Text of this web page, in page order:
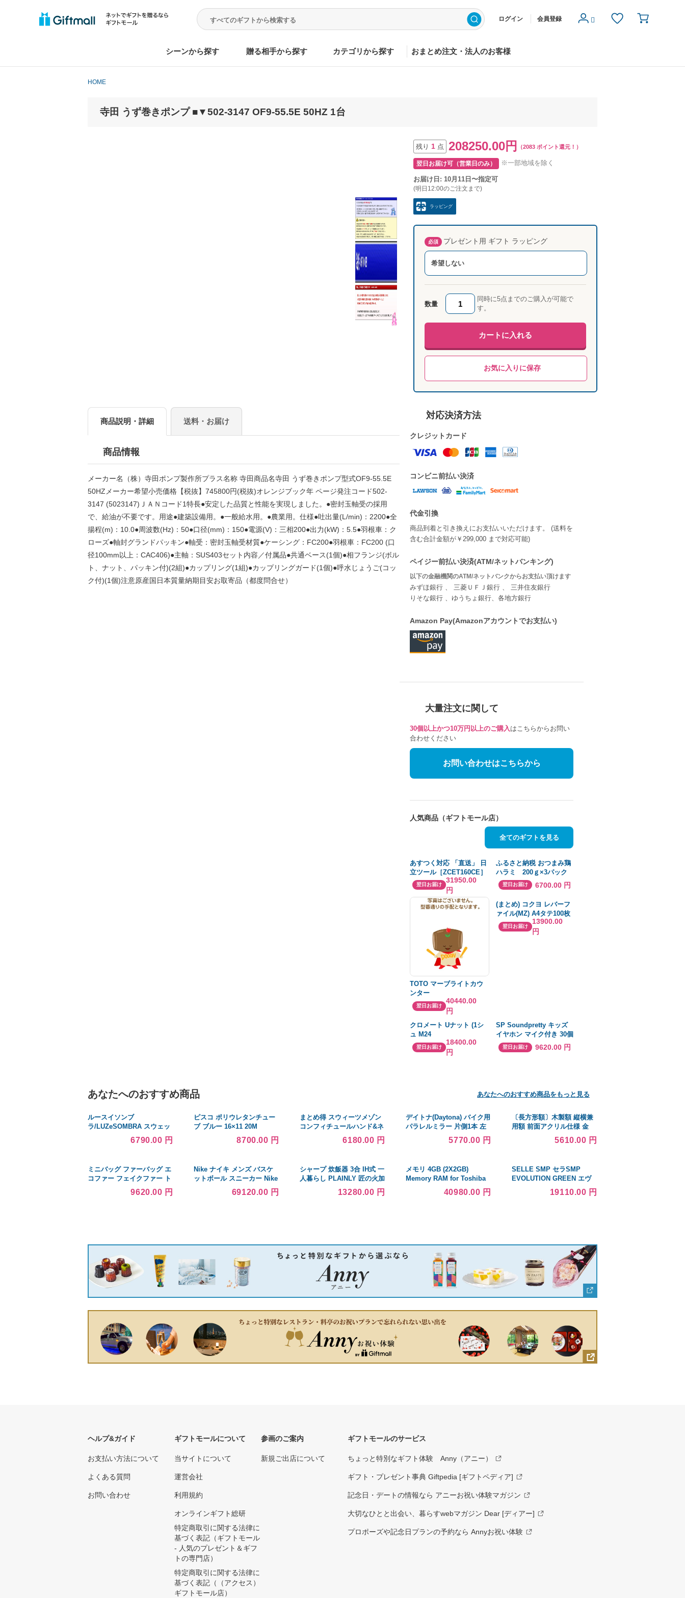
ログイン 会員登録
シーンから探す 贈る相手から探す カテゴリから探す おまとめ注文・法人のお客様
HOME
寺田 うず巻きポンプ ■▼502-3147 OF9-55.5E 50HZ 1台
商品説明・詳細 送料・お届け
商品情報
メーカー名（株）寺田ポンプ製作所プラス名称 寺田商品名寺田 うず巻きポンプ型式OF9-55.5E
50HZメーカー希望小売価格【税抜】745800円(税抜)オレンジブック年 ページ発注コード502-
3147 (5023147)ＪＡＮコード1特長●安定した品質と性能を実現しました。●密封玉軸受の採用
で、給油が不要です。用途●建築設備用。●一般給水用。●農業用。仕様●吐出量(L/min)：2200●全
揚程(m)：10.0●周波数(Hz)：50●口径(mm)：150●電源(V)：三相200●出力(kW)：5.5●羽根車：ク
ローズ●軸封グランドパッキン●軸受：密封玉軸受材質●ケーシング：FC200●羽根車：FC200 (口
径100mm以上：CAC406)●主軸：SUS403セット内容／付属品●共通ベース(1個)●相フランジ(ボル
ト、ナット、パッキン付)(2組)●カップリング(1組)●カップリングガード(1個)●呼水じょうご(コッ
ク付)(1個)注意原産国日本質量納期目安お取寄品（都度問合せ）
残り 1 点 208250.00円 （2083 ポイント還元！）
翌日お届け可（営業日のみ） ※一部地域を除く
お届け日: 10月11日〜指定可
(明日12:00のご注文まで)
ラッピング
必須 プレゼント用 ギフト ラッピング
希望しない
数量
同時に5点までのご購入が可能で
す。
カートに入れる
お気に入りに保存
対応決済方法
クレジットカード
コンビニ前払い決済
代金引換
商品到着と引き換えにお支払いいただけます。 (送料を
含む合計金額が￥299,000 まで対応可能)
ペイジー前払い決済(ATM/ネットバンキング)
以下の金融機関のATM/ネットバンクからお支払い頂けます
みずほ銀行 、 三菱ＵＦＪ銀行 、 三井住友銀行
りそな銀行 、ゆうちょ銀行、各地方銀行
Amazon Pay(Amazonアカウントでお支払い)
大量注文に関して
30個以上かつ10万円以上のご購入 はこちらからお問い
合わせください
お問い合わせはこちらから
人気商品（ギフトモール店）
全てのギフトを見る
あすつく対応 「直送」 日
立ツール［ZCET160CE］
カッタ用チップ ＺＣＥ
Ｔ１６０ＣＥ ＣＹ９
０２０ （10個入） ポイン
ト5倍
翌日お届け
31950.00
円
ふるさと納税 おつまみ鶏
ハラミ 200ｇ×3パック
（冷凍、真空パック） 愛
媛県西条市
翌日お届け 6700.00 円
TOTO マーブライトカウ
ンター
翌日お届け
40440.00
円
(まとめ) コクヨ レバーフ
ァイル(MZ) A4タテ100枚
収容 背幅20mm 緑
フ-300NG 1セット(10冊)
翌日お届け
13900.00
円
クロメート Uナット (1シ
ュ M24
翌日お届け
18400.00
円
SP Soundpretty キッズ
イヤホン マイク付き 30個
パック バルクイヤホン ヘ
ッドホン マイク付き ステ
翌日お届け 9620.00 円
あなたへのおすすめ商品 あなたへのおすすめ商品をもっと見る
ルースイソンブ
ラ/LUZeSOMBRA スウェッ
トトップス/FUTEBOLISTA
CREW SWEAT
6790.00 円
ピスコ ポリウレタンチュー
ブ ブルー 16×11 20M
UB1611-20-BU 期間限定 ポ
8700.00 円
まとめ得 スウィーツメゾン
コンフィチュールハンド&ネ
イルクリーム ティースパー
クルの香り 30g入 x [18個]
6180.00 円
デイトナ(Daytona) バイク用
パラレルミラー 片側1本 左
専用 10mm正ネジ/逆ネジ
5770.00 円
〔長方形額〕木製額 縦横兼
用額 前面アクリル仕様 金
(銀)長方形額(500×250mm)金
5610.00 円
ミニバッグ ファーバッグ エ
コファー フェイクファー ト
ートバッグ ハンドバッグ
2WAY ショルダーバッグ
9620.00 円
Nike ナイキ メンズ バスケ
ットボール スニーカー Nike
Zoom GT Cut 2 Hyper Pink
69120.00 円
シャープ 炊飯器 3合 IH式 一
人暮らし PLAINLY 匠の火加
減 ブラック KS-HF05B-B
13280.00 円
メモリ 4GB (2X2GB)
Memory RAM for Toshiba
Satellite L305-S5921
Laptop Memory Upgrade -
40980.00 円
SELLE SMP セラSMP
EVOLUTION GREEN エヴ
ォリューション グリーン
19110.00 円
ヘルプ&ガイド
お支払い方法について
よくある質問
お問い合わせ
ギフトモールについて
当サイトについて
運営会社
利用規約
オンラインギフト総研
特定商取引に関する法律に
基づく表記（ギフトモール
- 人気のプレゼント＆ギフ
トの専門店）
特定商取引に関する法律に
基づく表記（（アクセス）
ギフトモール店）
参画のご案内
新規ご出店について
ギフトモールのサービス
ちょっと特別なギフト体験 Anny（アニー）
ギフト・プレゼント事典 Giftpedia [ギフトペディア]
記念日・デートの情報なら アニーお祝い体験マガジン
大切なひとと出会い、暮らすwebマガジン Dear [ディアー]
プロポーズや記念日プランの予約なら Annyお祝い体験